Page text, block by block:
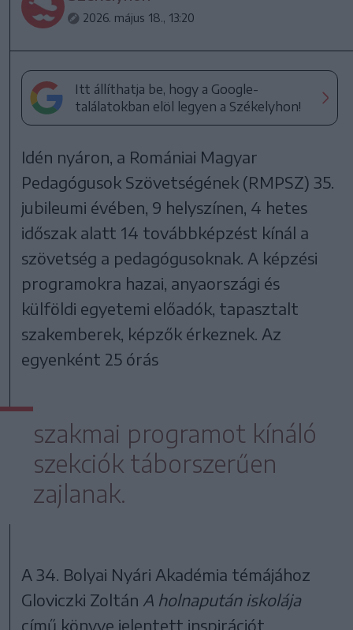
2026. május 18., 13:20
Itt állíthatja be, hogy a Google-
találatokban elöl legyen a Székelyhon!
Idén nyáron, a Romániai Magyar
Pedagógusok Szövetségének (RMPSZ) 35.
jubileumi évében, 9 helyszínen, 4 hetes
időszak alatt 14 továbbképzést kínál a
szövetség a pedagógusoknak. A képzési
programokra hazai, anyaországi és
külföldi egyetemi előadók, tapasztalt
szakemberek, képzők érkeznek. Az
egyenként 25 órás
szakmai programot kínáló
szekciók táborszerűen
zajlanak.
A 34. Bolyai Nyári Akadémia témájához
Gloviczki Zoltán A holnapután iskolája
című könyve jelentett inspirációt.